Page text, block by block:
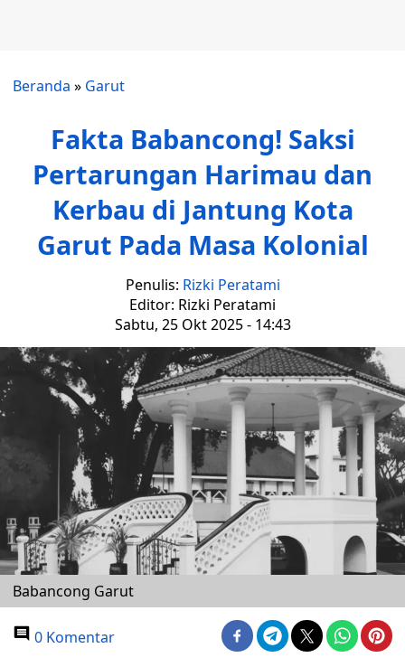
Beranda » Garut
Fakta Babancong! Saksi
Pertarungan Harimau dan
Kerbau di Jantung Kota
Garut Pada Masa Kolonial
Penulis: Rizki Peratami
Editor: Rizki Peratami
Sabtu, 25 Okt 2025 - 14:43
Babancong Garut
0 Komentar